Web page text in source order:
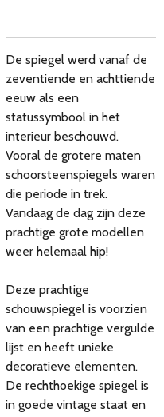
De spiegel werd vanaf de
zeventiende en achttiende
eeuw als een
statussymbool in het
interieur beschouwd.
Vooral de grotere maten
schoorsteenspiegels waren
die periode in trek.
Vandaag de dag zijn deze
prachtige grote modellen
weer helemaal hip!
Deze prachtige
schouwspiegel is voorzien
van een prachtige vergulde
lijst en heeft unieke
decoratieve elementen.
De rechthoekige spiegel is
in goede vintage staat en